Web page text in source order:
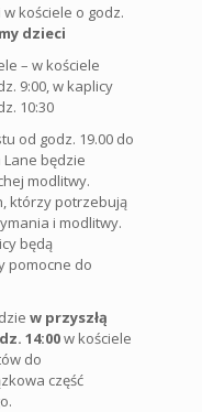
kościele o godz.
dzieci
– w kościele
9:00, w kaplicy
10:30
od godz. 19.00 do
Lane będzie
modlitwy.
którzy potrzebują
i modlitwy.
będą
pomocne do
w przyszłą
14:00w kościele
do
część